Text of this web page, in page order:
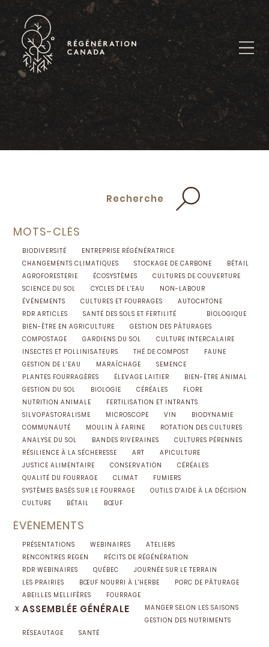
Skip
content
Recherche
MOTS-CLÉS
BIODIVERSITÉ
ENTREPRISE RÉGÉNÉRATRICE
CHANGEMENTS CLIMATIQUES
STOCKAGE DE CARBONE
BÉTAIL
AGROFORESTERIE
ÉCOSYSTÈMES
CULTURES DE COUVERTURE
SCIENCE DU SOL
CYCLES DE L'EAU
NON-LABOUR
ÉVÉNEMENTS
CULTURES ET FOURRAGES
AUTOCHTONE
RDR ARTICLES
SANTÉ DES SOLS ET FERTILITÉ
BIOLOGIQUE
BIEN-ÊTRE EN AGRICULTURE
GESTION DES PÂTURAGES
COMPOSTAGE
GARDIENS DU SOL
CULTURE INTERCALAIRE
INSECTES ET POLLINISATEURS
THÉ DE COMPOST
FAUNE
GESTION DE L’EAU
MARAÎCHAGE
SEMENCE
PLANTES FOURRAGÈRES
ÉLEVAGE LAITIER
BIEN-ÊTRE ANIMAL
GESTION DU SOL
BIOLOGIE CÉRÉALES
FLORE
NUTRITION ANIMALE
FERTILISATION ET INTRANTS
SILVOPASTORALISME
MICROSCOPE VIN
BIODYNAMIE
COMMUNAUTÉ
MOULIN À FARINE
ROTATION DES CULTURES
ANALYSE DU SOL
BANDES RIVERAINES
CULTURES PÉRENNES
RÉSILIENCE À LA SÉCHERESSE
ART
APICULTURE
JUSTICE ALIMENTAIRE
CONSERVATION
CÉRÉALES
QUALITÉ DU FOURRAGE
CLIMAT
FUMIERS
SYSTÈMES BASÉS SUR LE FOURRAGE
OUTILS D'AIDE À LA DÉCISION
CULTURE
BÉTAIL BŒUF
ÉVÈNEMENTS
PRÉSENTATIONS WEBINAIRES
ATELIERS
RENCONTRES REGEN
RÉCITS DE RÉGÉNÉRATION
RDR WEBINAIRES
QUÉBEC
JOURNÉE SUR LE TERRAIN
LES PRAIRIES
BŒUF NOURRI À L'HERBE
PORC DE PÂTURAGE
ABEILLES MELLIFÈRES
FOURRAGE
x ASSEMBLÉE GÉNÉRALE
MANGER SELON LES SAISONS
GESTION DES NUTRIMENTS
RÉSEAUTAGE
SANTÉ